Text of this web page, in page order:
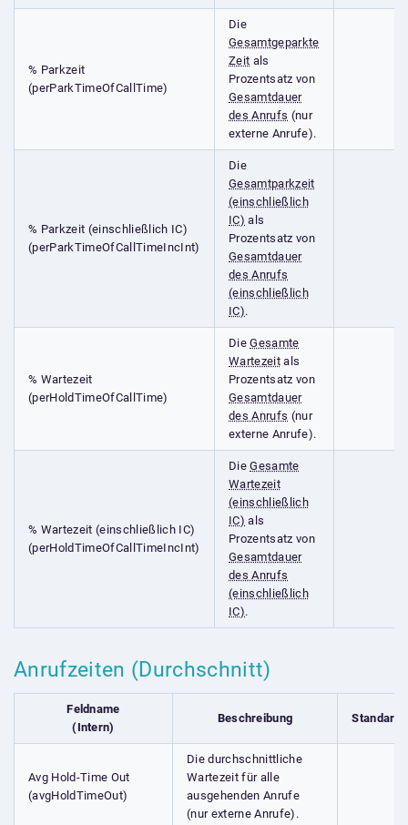
% Parkzeit
(perParkTimeOfCallTime)
Die
Gesamtgeparkte
Zeit als
Prozentsatz von
Gesamtdauer
des Anrufs (nur
externe Anrufe).
% Parkzeit (einschließlich IC)
(perParkTimeOfCallTimeIncInt)
Die
Gesamtparkzeit
(einschließlich
IC) als
Prozentsatz von
Gesamtdauer
des Anrufs
(einschließlich
IC).
% Wartezeit
(perHoldTimeOfCallTime)
DieGesamte
Wartezeitals
Prozentsatz von
Gesamtdauer
des Anrufs (nur
externe Anrufe).
% Wartezeit (einschließlich IC)
(perHoldTimeOfCallTimeIncInt)
DieGesamte
Wartezeit
(einschließlich
IC) als
Prozentsatz von
Gesamtdauer
des Anrufs
(einschließlich
IC).
Anrufzeiten (Durchschnitt)
Feldname
(Intern)
Beschreibung
Avg Hold-Time Out
(avgHoldTimeOut)
Die durchschnittliche
Wartezeit für alle
ausgehenden Anrufe
(nur externe Anrufe).